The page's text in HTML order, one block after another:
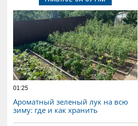
01:25
Ароматный зеленый лук на всю
зиму: где и как хранить